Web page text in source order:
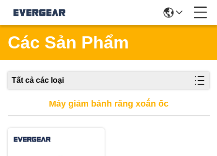
Các Sản Phẩm
Tất cả các loại
Máy giảm bánh răng xoắn ốc